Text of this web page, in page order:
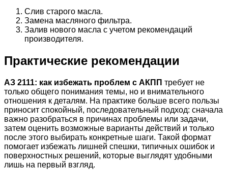
Слив старого масла.
Замена масляного фильтра.
Залив нового масла с учетом рекомендаций
производителя.
Практические рекомендации
АЗ 2111: как избежать проблем с АКПП требует не
только общего понимания темы, но и внимательного
отношения к деталям. На практике больше всего пользы
приносит спокойный, последовательный подход: сначала
важно разобраться в причинах проблемы или задачи,
затем оценить возможные варианты действий и только
после этого выбирать конкретные шаги. Такой формат
помогает избежать лишней спешки, типичных ошибок и
поверхностных решений, которые выглядят удобными
лишь на первый взгляд.